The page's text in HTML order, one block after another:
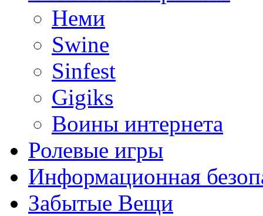
Неми
Swine
Sinfest
Gigiks
Воины интернета
Ролевые игры
Информационная
Забытые Вещи